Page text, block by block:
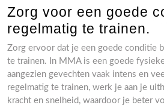
Zorg voor een goede
regelmatig te trainen.
Zorg ervoor dat je een goede conditie
te trainen. In MMA is een goede
aangezien gevechten vaak intens en
regelmatig te trainen, werk je aan je
kracht en snelheid, waardoor je beter